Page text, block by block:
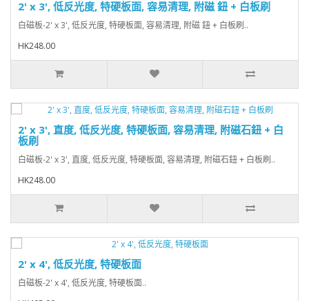
2' x 3', 低反光度, 特硬板面, 容易清理, 附磁 鈕 + 白板刷
白磁板-2' x 3', 低反光度, 特硬板面, 容易清理, 附磁 鈕 + 白板刷..
HK248.00
2' x 3', 直度, 低反光度, 特硬板面, 容易清理, 附磁石鈕 + 白
板刷
白磁板-2' x 3', 直度, 低反光度, 特硬板面, 容易清理, 附磁石鈕 + 白板刷..
HK248.00
2' x 4', 低反光度, 特硬板面
白磁板-2' x 4', 低反光度, 特硬板面..